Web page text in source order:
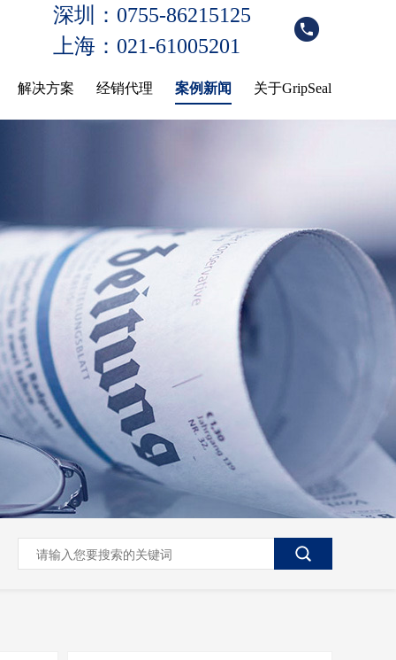
深圳：0755-86215125
上海：021-61005201
解决方案 经销代理 案例新闻 关于GripSeal